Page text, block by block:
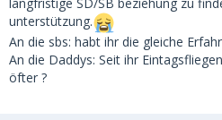
unterstützung.
An die sbs: habt ihr die gleiche
An die Daddys: Seit ihr
öfter ?